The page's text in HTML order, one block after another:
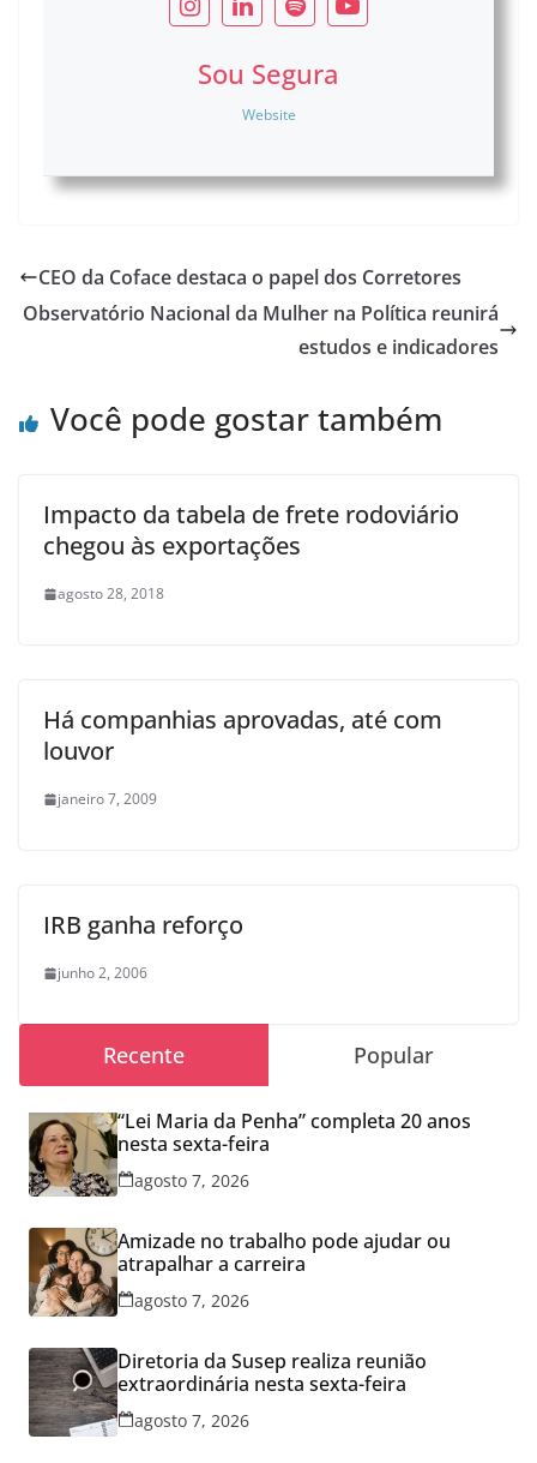
Sou Segura
Website
CEO da Coface destaca o papel dos Corretores
Observatório Nacional da Mulher na Política reunirá
estudos e indicadores
Você pode gostar também
Impacto da tabela de frete rodoviário
chegou às exportações
agosto 28, 2018
Há companhias aprovadas, até com
louvor
janeiro 7, 2009
IRB ganha reforço
junho 2, 2006
Recente Popular
“Lei Maria da Penha” completa 20 anos
nesta sexta-feira
agosto 7, 2026
Amizade no trabalho pode ajudar ou
atrapalhar a carreira
agosto 7, 2026
Diretoria da Susep realiza reunião
extraordinária nesta sexta-feira
agosto 7, 2026